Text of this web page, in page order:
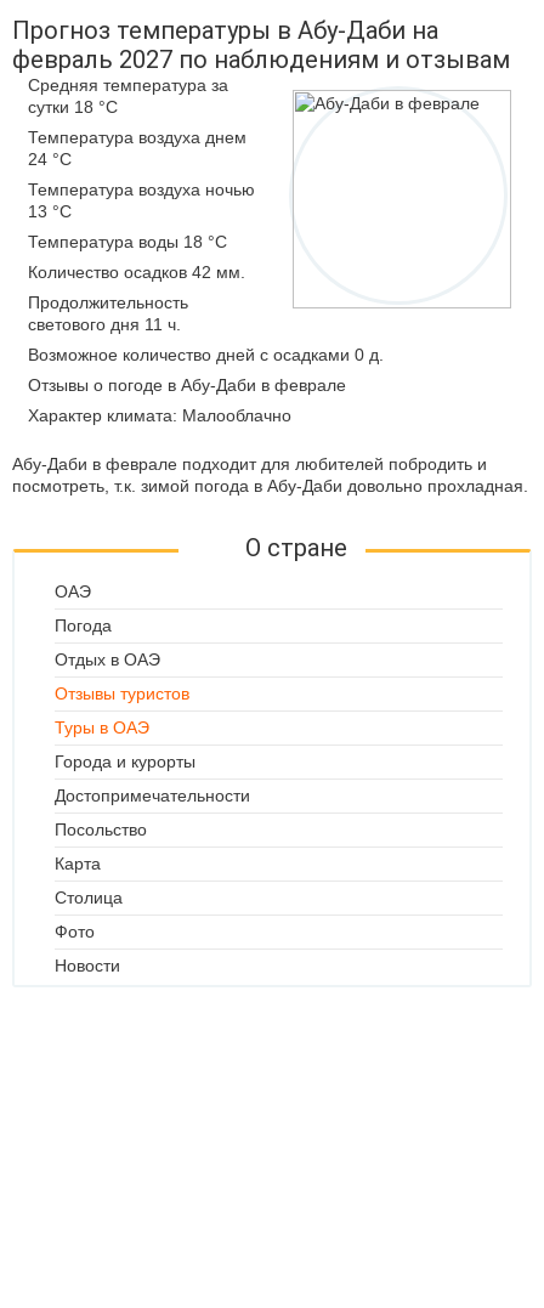
Прогноз температуры в Абу-Даби на
февраль 2027 по наблюдениям и отзывам
Средняя температура за
сутки 18 °C
Температура воздуха днем
24 °C
Температура воздуха ночью
13 °C
Температура воды 18 °C
Количество осадков 42 мм.
Продолжительность
светового дня 11 ч.
Возможное количество дней с осадками 0 д.
Отзывы о погоде в Абу-Даби в феврале
Характер климата: Малооблачно
Абу-Даби в феврале подходит для любителей побродить и
посмотреть, т.к. зимой погода в Абу-Даби довольно прохладная.
О стране
ОАЭ
Погода
Отдых в ОАЭ
Отзывы туристов
Туры в ОАЭ
Города и курорты
Достопримечательности
Посольство
Карта
Столица
Фото
Новости